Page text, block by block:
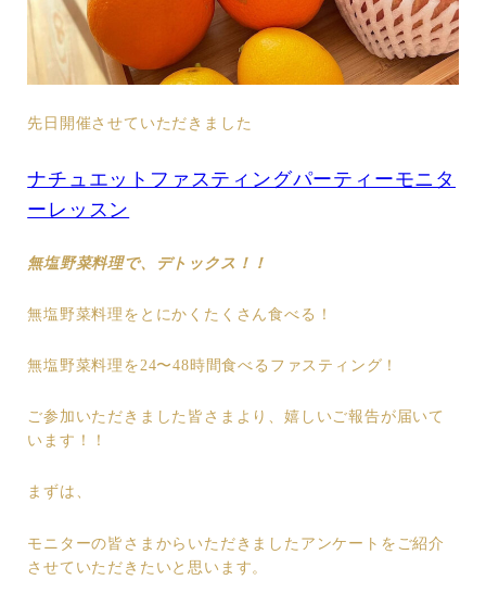
先日開催させていただきました
ナチュエットファスティングパーティーモニタ
ーレッスン
無塩野菜料理で、デトックス！！
無塩野菜料理をとにかくたくさん食べる！
無塩野菜料理を24〜48時間食べるファスティング！
ご参加いただきました皆さまより、嬉しいご報告が届いて
います！！
まずは、
モニターの皆さまからいただきましたアンケートをご紹介
させていただきたいと思います。